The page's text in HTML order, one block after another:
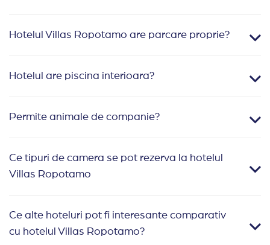
Hotelul Villas Ropotamo are parcare proprie?
Hotelul are piscina interioara?
Permite animale de companie?
Ce tipuri de camera se pot rezerva la hotelul
Villas Ropotamo
Ce alte hoteluri pot fi interesante comparativ
cu hotelul Villas Ropotamo?